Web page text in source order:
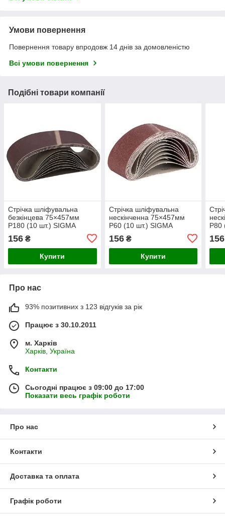
Умови повернення
Повернення товару впродовж 14 днів за домовленістю
Всі умови повернення
Подібні товари компанії
Стрічка шліфувальна
безкінцева 75×457мм
P180 (10 шт.) SIGMA
156 ₴
Купити
Стрічка шліфувальна
нескінченна 75×457мм
P60 (10 шт.) SIGMA
156₴
Купити
P80
156
Про нас
93% позитивних з 123 відгуків за рік
Працює з 30.10.2011
м. Харків
Харків, Україна
Контакти
Сьогодні працює з 09:00 до 17:00
Показати весь графік роботи
Про нас
Контакти
Доставка та оплата
Графік роботи